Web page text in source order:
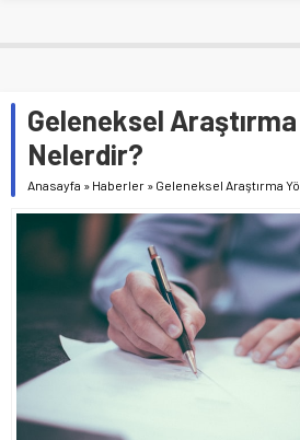
Geleneksel
Nelerdir?
Anasayfa » Haberler » Geleneksel Araştırma